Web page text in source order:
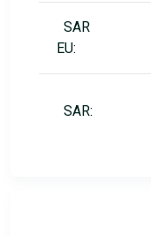
SAR
EU:
SAR: